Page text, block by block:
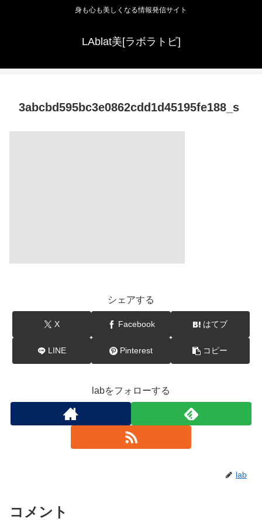
身も心も美しくなる情報発信サイト
LAblat美[ラボラトビ]
3abcbd595bc3e0862cdd1d45195fe188_s
シェアする
X Facebook はてブ
LINE Pinterest コピー
labをフォローする
lab
コメント